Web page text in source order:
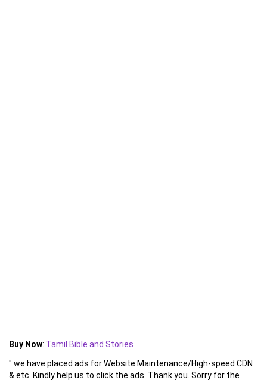
Buy Now: Tamil Bible and Stories
" we have placed ads for Website Maintenance/High-speed CDN
& etc. Kindly help us to click the ads. Thank you. Sorry for the